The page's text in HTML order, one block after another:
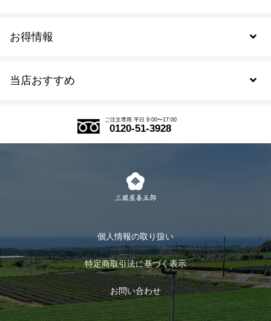
当店おすすめ
式部の香りシリーズ
お茶のギフト
おすすめのお茶
お茶に合うスイーツ
お得情報
会員規約について
ログイン
ログアウト
ご注文専用 平日 9:00〜17:00
0120-51-3928
個人情報の取り扱い
特定商取引法に基づく表示
お問い合わせ